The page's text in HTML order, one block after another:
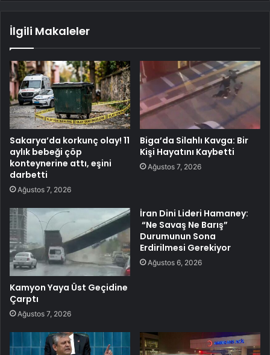
İlgili Makaleler
Sakarya’da korkunç olay! 11
aylık bebeği çöp
konteynerine attı, eşini
darbetti
Ağustos 7, 2026
Biga’da Silahlı Kavga: Bir
Kişi Hayatını Kaybetti
Ağustos 7, 2026
Kamyon Yaya Üst Geçidine
Çarptı
Ağustos 7, 2026
İran Dini Lideri Hamaney:
“Ne Savaş Ne Barış”
Durumunun Sona
Erdirilmesi Gerekiyor
Ağustos 6, 2026